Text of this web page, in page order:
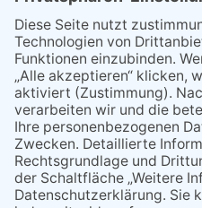
Sperrung für
Wellen
Sperrung der
Kommentiert vor:1
Literarischer
Alte Schule
Kommentiert vor:3
Abschaltung der
Abschaltung der
Kommentiert vor:3